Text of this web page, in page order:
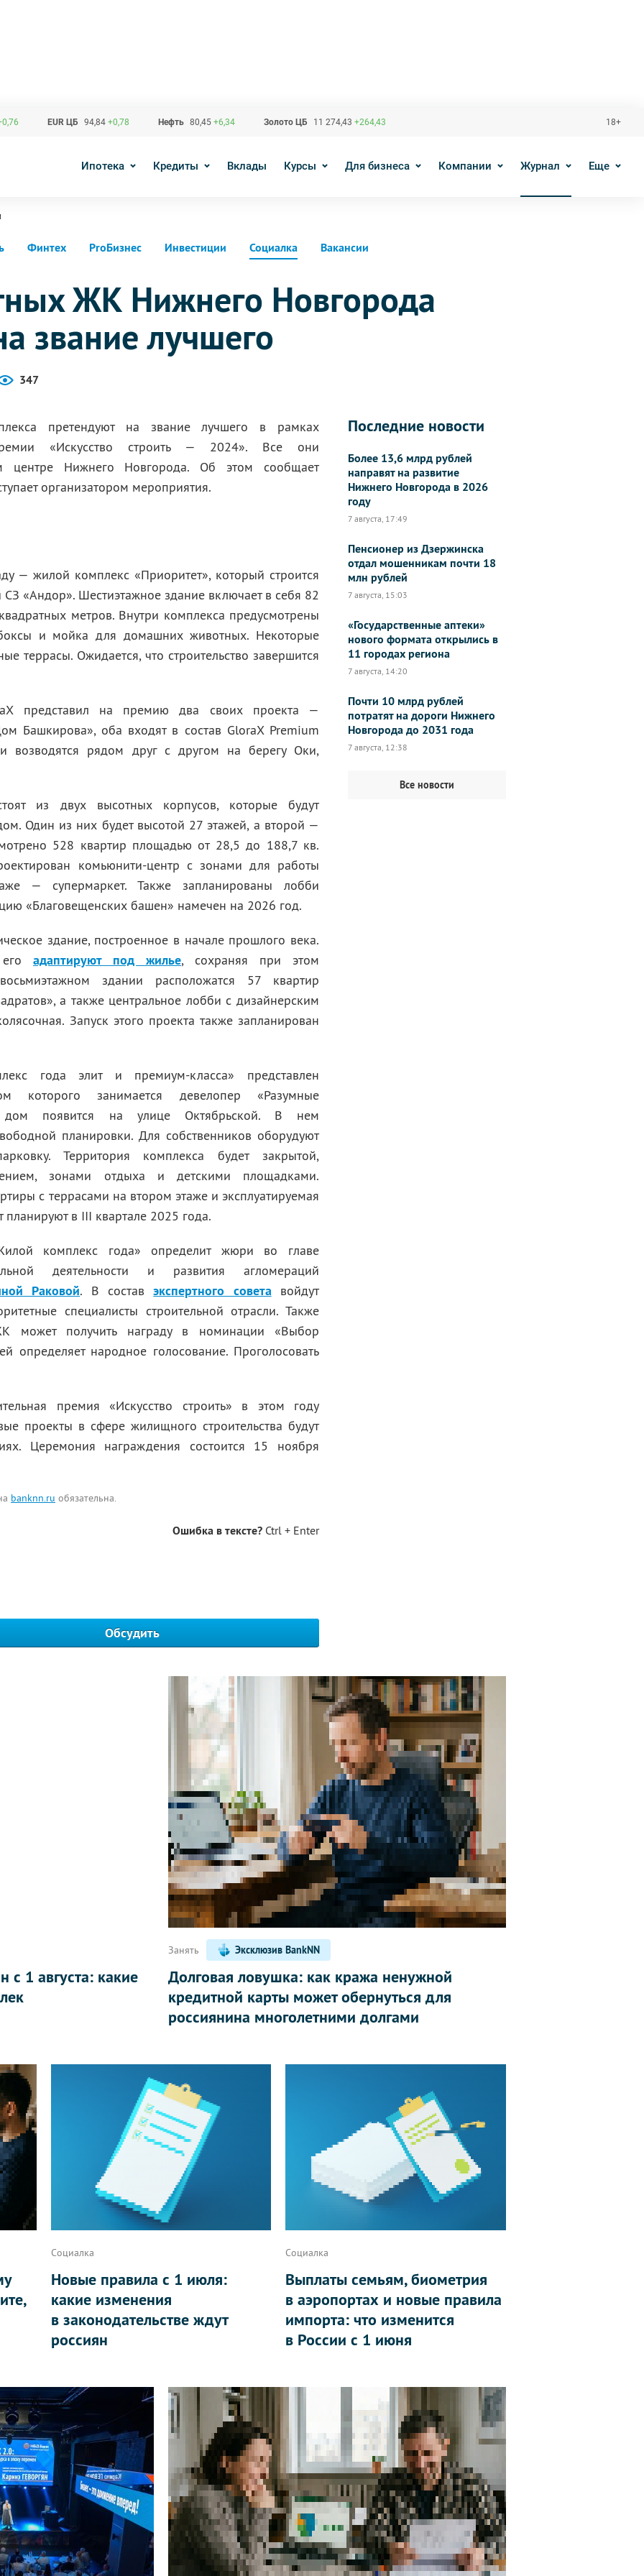
EUR ЦБ 94,84 +0,78 Нефть 80,45 +6,34 Золото ЦБ 11 274,43 +264,43 18+
Ипотека Кредиты Вклады Курсы Для бизнеса Компании Журнал Еще
Финтех ProБизнес Инвестиции Социалка Вакансии
ЖК Нижнего Новгорода
звание лучшего
347
претендуют на звание лучшего в рамках
премии «Искусство строить — 2024». Все они
центре Нижнего Новгорода. Об этом сообщает
организатором мероприятия.
— жилой комплекс «Приоритет», который строится
«Андор». Шестиэтажное здание включает в себя 82
метров. Внутри комплекса предусмотрены
и мойка для домашних животных. Некоторые
террасы. Ожидается, что строительство завершится
представил на премию два своих проекта —
Башкирова», оба входят в состав GloraX Premium
возводятся рядом друг с другом на берегу Оки,
из двух высотных корпусов, которые будут
Один из них будет высотой 27 этажей, а второй —
528 квартир площадью от 28,5 до 188,7 кв.
комьюнити-центр с зонами для работы
— супермаркет. Также запланированы лобби
«Благовещенских башен» намечен на 2026 год.
здание, построенное в начале прошлого века.
адаптируют под жилье, сохраняя при этом
здании расположатся 57 квартир
а также центральное лобби с дизайнерским
Запуск этого проекта также запланирован
года элит и премиум-класса» представлен
которого занимается девелопер «Разумные
дом появится на улице Октябрьской. В нем
планировки. Для собственников оборудуют
Территория комплекса будет закрытой,
зонами отдыха и детскими площадками.
с террасами на втором этаже и эксплуатируемая
планируют в III квартале 2025 года.
комплекс года» определит жюри во главе
деятельности и развития агломераций
Раковой. В составэкспертного совета войдут
специалисты строительной отрасли. Также
может получить награду в номинации «Выбор
определяет народное голосование. Проголосовать
премия «Искусство строить» в этом году
проекты в сфере жилищного строительства будут
Церемония награждения состоится 15 ноября
banknn.ru обязательна.
Ошибка в тексте? Ctrl + Enter
Обсудить
Последние новости
Более 13,6 млрд рублей
направят на развитие
Нижнего Новгорода в 2026
году
7 августа, 17:49
Пенсионер из Дзержинска
отдал мошенникам почти 18
млн рублей
7 августа, 15:03
«Государственные аптеки»
нового формата открылись в
11 городах региона
7 августа, 14:20
Почти 10 млрд рублей
потратят на дороги Нижнего
Новгорода до 2031 года
7 августа, 12:38
Все новости
с 1 августа: какие
Занять Эксклюзив BankNN
Долговая ловушка: как кража ненужной
кредитной карты может обернуться для
россиянина многолетними долгами
Социалка
Новые правила с 1 июля:
какие изменения
в законодательстве ждут
россиян
Социалка
Выплаты семьям, биометрия
в аэропортах и новые правила
импорта: что изменится
в России с 1 июня